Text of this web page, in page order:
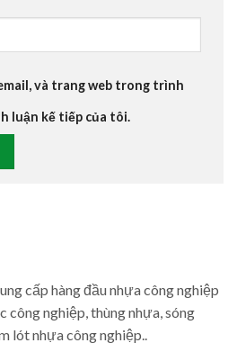
và trang web trong trình
luận kế tiếp của tôi.
cấp hàng đầu nhựa công nghiệp
công nghiệp, thùng nhựa, sóng
lót nhựa công nghiệp..